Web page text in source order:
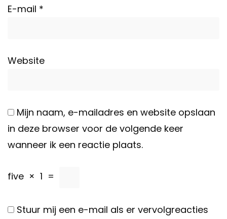
E-mail *
Website
Mijn naam, e-mailadres en website opslaan
in deze browser voor de volgende keer
wanneer ik een reactie plaats.
five × 1 =
Stuur mij een e-mail als er vervolgreacties